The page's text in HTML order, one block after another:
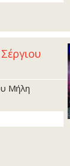
Μήλη